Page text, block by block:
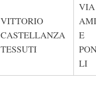
VITTORIO
CASTELLANZA
TESSUTI
VIA
E
LI